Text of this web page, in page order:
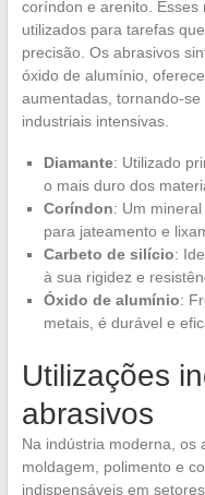
coríndon e arenito. Esses
utilizados para tarefas
precisão. Os abrasivos
óxido de alumínio,
aumentadas, tornando-
industriais intensivas.
Diamante: Utilizado
o mais duro dos
Coríndon: Um
para jateamento e
Carbeto de silício:
à sua rigidez e
Óxido de alumínio:
metais, é durável e
Utilizações
abrasivos
Na indústria moderna, os
moldagem, polimento e
indispensáveis em